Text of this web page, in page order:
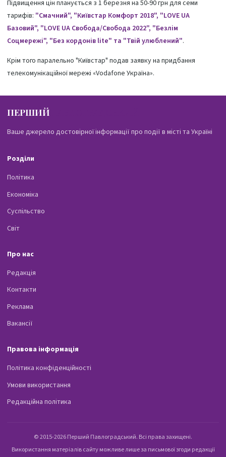
Підвищення цін планується з 1 березня на 50-90 грн для семи
тарифів: "Смачний", "Київстар Комфорт 2018", "LOVE UA
Базовий", "LOVE UA Свобода/Свобода 2022", "Безлім
Соцмережі", "Без кордонів lite" та "Твій улюблений".
Крім того паралельно "Київстар" подав заявку на придбання
телекомунікаційної мережі «Vodafone Україна».
ПЕРШИЙ
Ваше джерело достовірної інформації про події в місті та Україні
Розділи
Політика
Економіка
Суспільство
Світ
Про нас
Редакція
Контакти
Реклама
Вакансії
Правова інформація
Політика конфіденційності
Умови використання
Редакційна політика
© 2015-2026 Перший Павлоградський. Всі права захищені.
Використання матеріалів сайту можливе лише за письмової згоди редакції